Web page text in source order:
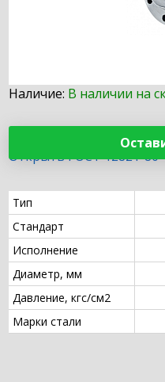
Наличие: В наличии на
Открыть ГОСТ 12821-80
Тип
Стандарт
Исполнение
Диаметр, мм
Давление, кгс/см2
Марки стали